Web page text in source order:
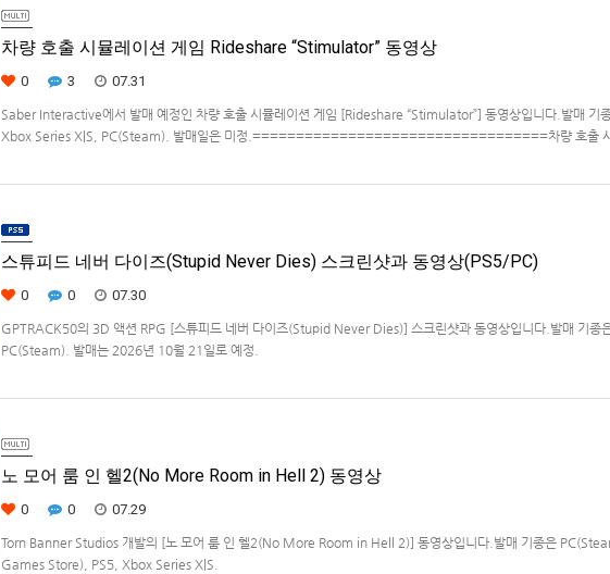
차량 호출 시뮬레이션 게임 Rideshare “Stimulator” 동영상
0 3 07.31
Saber Interactive에서 발매 예정인 차량 호출 시뮬레이션 게임 [Rideshare “Stimulator”] 동영상입니다.발매 기
Xbox Series X|S, PC(Steam). 발매일은 미정.==================================차량 호출
스튜피드 네버 다이즈(Stupid Never Dies) 스크린샷과 동영상(PS5/PC)
0 0 07.30
GPTRACK50의 3D 액션 RPG [스튜피드 네버 다이즈(Stupid Never Dies)] 스크린샷과 동영상입니다.발매 기종
PC(Steam). 발매는 2026년 10월 21일로 예정.
노 모어 룸 인 헬2(No More Room in Hell 2) 동영상
0 0 07.29
Torn Banner Studios 개발의 [노 모어 룸 인 헬2(No More Room in Hell 2)] 동영상입니다.발매 기종은
Games Store), PS5, Xbox Series X|S.